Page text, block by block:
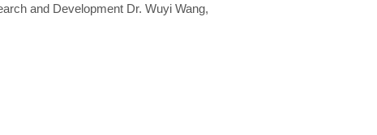
and Development Dr. Wuyi Wang,